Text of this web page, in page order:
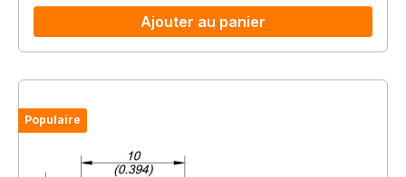
Ajouter au panier
Populaire